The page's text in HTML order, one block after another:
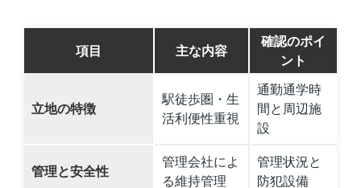
項目 主な内容
確認のポイ
ント
立地の特徴
駅徒歩圏・生
活利便性重視
通勤通学時
間と周辺施
設
管理と安全性
管理会社によ
る維持管理
管理状況と
防犯設備